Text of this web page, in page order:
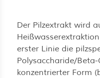
Der Pilzextrakt wird
erster Linie die
Polysaccharide/
konzentrierter Form